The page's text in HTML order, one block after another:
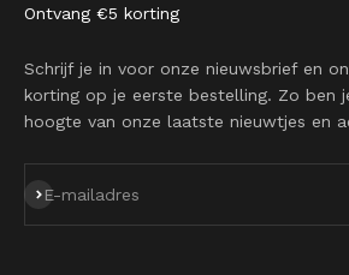
Ontvang €5 korting
Schrijf je in voor onze nieuwsbrief en
korting op je eerste bestelling. Zo ben
hoogte van onze laatste nieuwtjes en
E-mailadres
Abonneren